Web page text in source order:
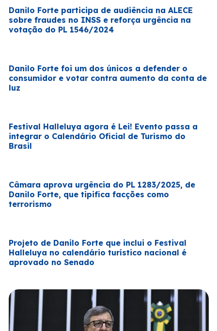
Danilo Forte participa de audiência na ALECE
sobre fraudes no INSS e reforça urgência na
votação do PL 1546/2024
Danilo Forte foi um dos únicos a defender o
consumidor e votar contra aumento da conta de
luz
Festival Halleluya agora é Lei! Evento passa a
integrar o Calendário Oficial de Turismo do
Brasil
Câmara aprova urgência do PL 1283/2025, de
Danilo Forte, que tipifica facções como
terrorismo
Projeto de Danilo Forte que inclui o Festival
Halleluya no calendário turístico nacional é
aprovado no Senado